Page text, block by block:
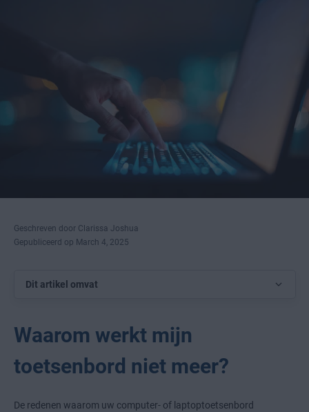
Geschreven door Clarissa Joshua
Gepubliceerd op March 4, 2025
Dit artikel omvat
Waarom werkt mijn
toetsenbord niet meer?
De redenen waarom uw computer- of laptoptoetsenbord